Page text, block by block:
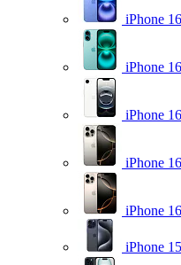
iPhone 16
iPhone
iPhone
iPhone
iPhone
iPhone 15